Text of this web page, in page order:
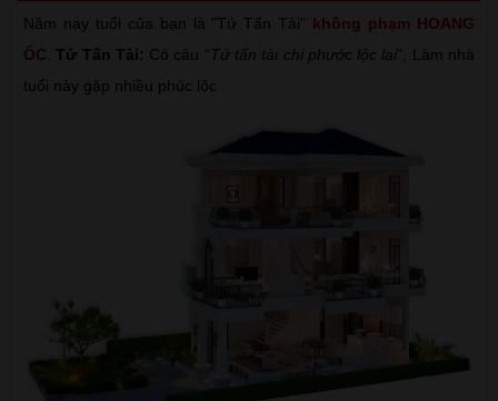
Năm nay tuổi của bạn là "Tứ Tấn Tài" không phạm HOANG
ỐC .Tứ Tấn Tài: Có câu “Tứ tấn tài chi phước lộc lai”, Làm nhà
tuổi này gặp nhiều phúc lộc